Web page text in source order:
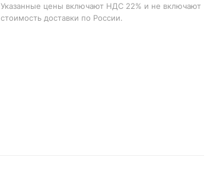
Указанные цены включают НДС 22% и не включают
стоимость доставки по России.